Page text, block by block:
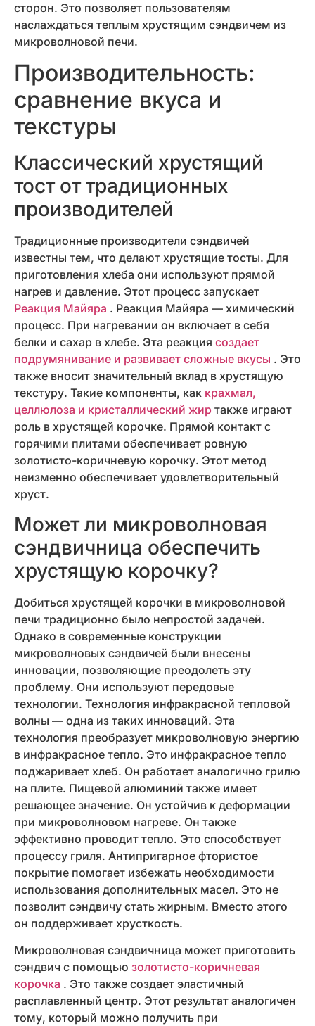
сторон. Это позволяет пользователям
наслаждаться теплым хрустящим сэндвичем из
микроволновой печи.
Производительность:
сравнение вкуса и
текстуры
Классический хрустящий
тост от традиционных
производителей
Традиционные производители сэндвичей
известны тем, что делают хрустящие тосты. Для
приготовления хлеба они используют прямой
нагрев и давление. Этот процесс запускает
Реакция Майяра . Реакция Майяра — химический
процесс. При нагревании он включает в себя
белки и сахар в хлебе. Эта реакция создает
подрумянивание и развивает сложные вкусы . Это
также вносит значительный вклад в хрустящую
текстуру. Такие компоненты, как крахмал,
целлюлоза и кристаллический жир также играют
роль в хрустящей корочке. Прямой контакт с
горячими плитами обеспечивает ровную
золотисто-коричневую корочку. Этот метод
неизменно обеспечивает удовлетворительный
хруст.
Может ли микроволновая
сэндвичница обеспечить
хрустящую корочку?
Добиться хрустящей корочки в микроволновой
печи традиционно было непростой задачей.
Однако в современные конструкции
микроволновых сэндвичей были внесены
инновации, позволяющие преодолеть эту
проблему. Они используют передовые
технологии. Технология инфракрасной тепловой
волны — одна из таких инноваций. Эта
технология преобразует микроволновую энергию
в инфракрасное тепло. Это инфракрасное тепло
поджаривает хлеб. Он работает аналогично грилю
на плите. Пищевой алюминий также имеет
решающее значение. Он устойчив к деформации
при микроволновом нагреве. Он также
эффективно проводит тепло. Это способствует
процессу гриля. Антипригарное фтористое
покрытие помогает избежать необходимости
использования дополнительных масел. Это не
позволит сэндвичу стать жирным. Вместо этого
он поддерживает хрусткость.
Микроволновая сэндвичница может приготовить
сэндвич с помощью золотисто-коричневая
корочка . Это также создает эластичный
расплавленный центр. Этот результат аналогичен
тому, который можно получить при